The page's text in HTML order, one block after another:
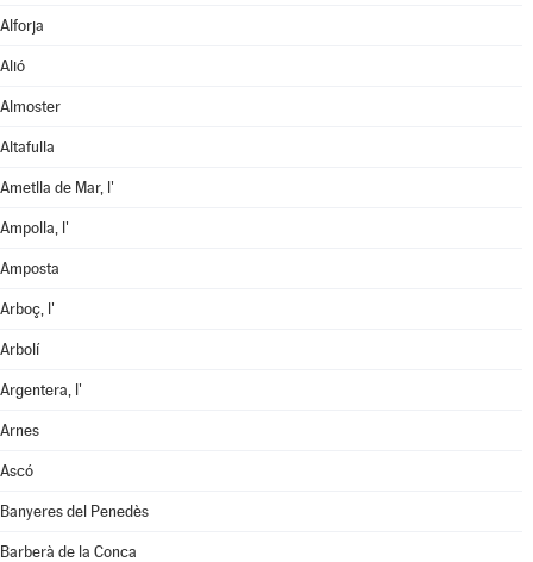
Alforja
Alió
Almoster
Altafulla
Ametlla de Mar, l'
Ampolla, l'
Amposta
Arboç, l'
Arbolí
Argentera, l'
Arnes
Ascó
Banyeres del Penedès
Barberà de la Conca